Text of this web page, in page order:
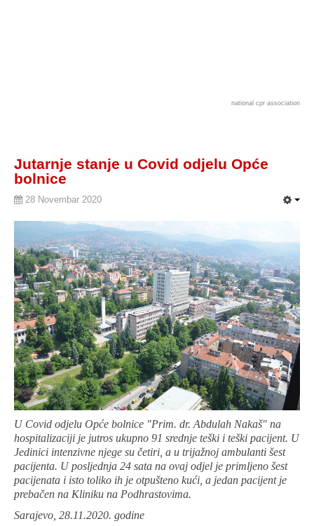
national cpr association
Jutarnje stanje u Covid odjelu Opće
bolnice
28 Novembar 2020
U Covid odjelu Opće bolnice "Prim. dr. Abdulah Nakaš" na
hospitalizaciji je jutros ukupno 91 srednje teški i teški pacijent. U
Jedinici intenzivne njege su četiri, a u trijažnoj ambulanti šest
pacijenta. U posljednja 24 sata na ovaj odjel je primljeno šest
pacijenata i isto toliko ih je otpušteno kući, a jedan pacijent je
prebačen na Kliniku na Podhrastovima.
Sarajevo, 28.11.2020. godine